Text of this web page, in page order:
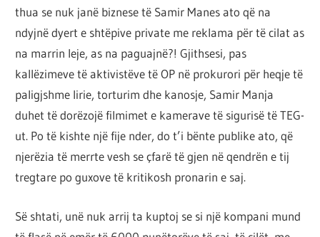
thua se nuk janë biznese të Samir Manes ato që na
ndyjnë dyert e shtëpive private me reklama për të cilat as
na marrin leje, as na paguajnë?! Gjithsesi, pas
kallëzimeve të aktivistëve të OP në prokurori për heqje të
paligjshme lirie, torturim dhe kanosje, Samir Manja
duhet të dorëzojë filmimet e kamerave të sigurisë të TEG-
ut. Po të kishte një fije nder, do t’i bënte publike ato, që
njerëzia të merrte vesh se çfarë të gjen në qendrën e tij
tregtare po guxove të kritikosh pronarin e saj.
Së shtati, unë nuk arrij ta kuptoj se si një kompani mund